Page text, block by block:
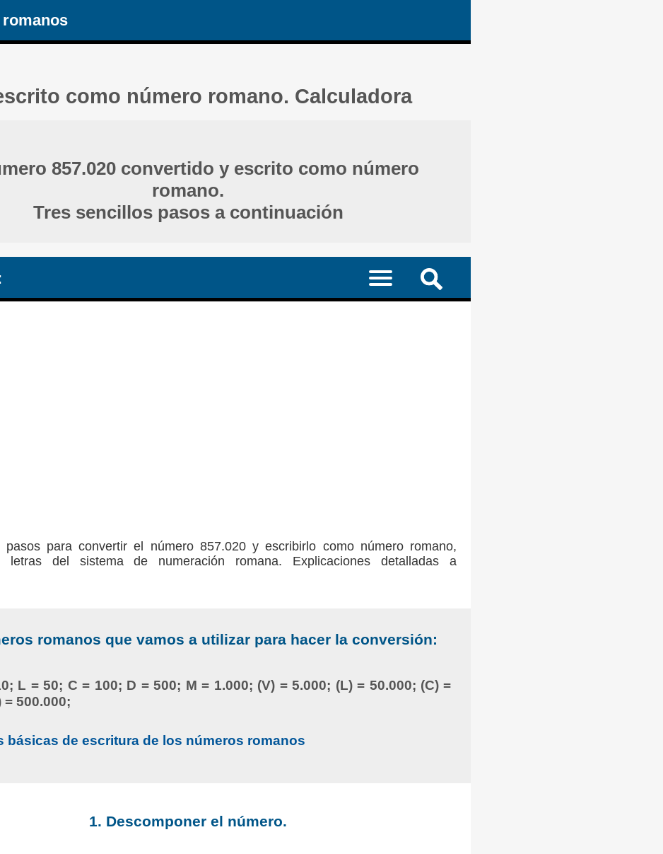
como número romano. Calculadora
857.020 convertido y escrito como número
romano.
Tres sencillos pasos a continuación
pasos para convertir el número 857.020 y escribirlo como número romano,
letras del sistema de numeración romana. Explicaciones detalladas a
romanos que vamos a utilizar para hacer la conversión:
L = 50; C = 100; D = 500; M = 1.000; (V) = 5.000; (L) = 50.000; (C) =
= 500.000;
básicas de escritura de los números romanos
1. Descomponer el número.